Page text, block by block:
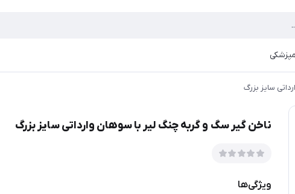
سایز بزرگ
ناخن گیر سگ و گربه چنگ لیر با سوهان وارداتی سایز بزرگ
ویژگی‌ها